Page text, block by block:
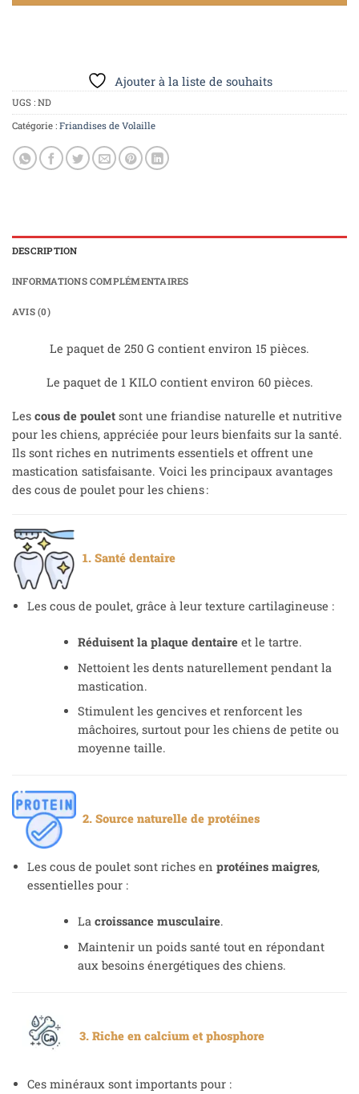
Ajouter à la liste de souhaits
UGS : ND
Catégorie : Friandises de Volaille
DESCRIPTION
INFORMATIONS COMPLÉMENTAIRES
AVIS (0)
Le paquet de 250 G contient environ 15 pièces.
Le paquet de 1 KILO contient environ 60 pièces.
Les cous de poulet sont une friandise naturelle et nutritive
pour les chiens, appréciée pour leurs bienfaits sur la santé.
Ils sont riches en nutriments essentiels et offrent une
mastication satisfaisante. Voici les principaux avantages
des cous de poulet pour les chiens :
1. Santé dentaire
Les cous de poulet, grâce à leur texture cartilagineuse :
Réduisent la plaque dentaire et le tartre.
Nettoient les dents naturellement pendant la
mastication.
Stimulent les gencives et renforcent les
mâchoires, surtout pour les chiens de petite ou
moyenne taille.
2. Source naturelle de protéines
Les cous de poulet sont riches en protéines maigres,
essentielles pour :
La croissance musculaire.
Maintenir un poids santé tout en répondant
aux besoins énergétiques des chiens.
3. Riche en calcium et phosphore
Ces minéraux sont importants pour :